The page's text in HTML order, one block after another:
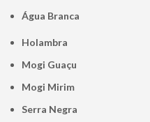
Água Branca
Holambra
Mogi Guaçu
Mogi Mirim
Serra Negra